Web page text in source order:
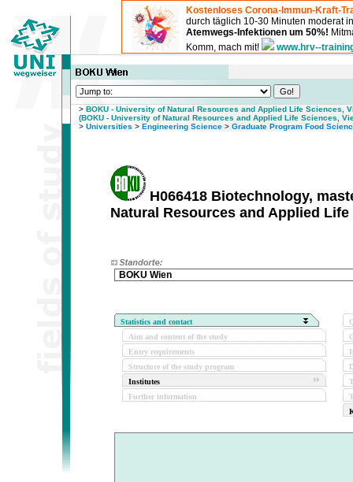
Kostenloses Corona-Immun-Kraft-
durch täglich 10-30 Minuten moderat
Atemwegs-Infektionen um 50%!
Komm, mach mit!
www.hrv--
> BOKU - University of Natural Resources and Applied Life Sciences,
(BOKU - University of Natural Resources and Applied Life Sciences,
> Universities > Engineering Science > Graduate Program Food
H066418 Biotechnology,
Natural Resources and Applied
BOKU Wien
Statistics and contact
Aim and content of the study
Entry requirements
Structure of the study program
Institutes
Further information